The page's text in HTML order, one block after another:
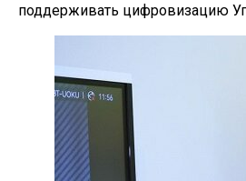
поддерживать цифровизацию